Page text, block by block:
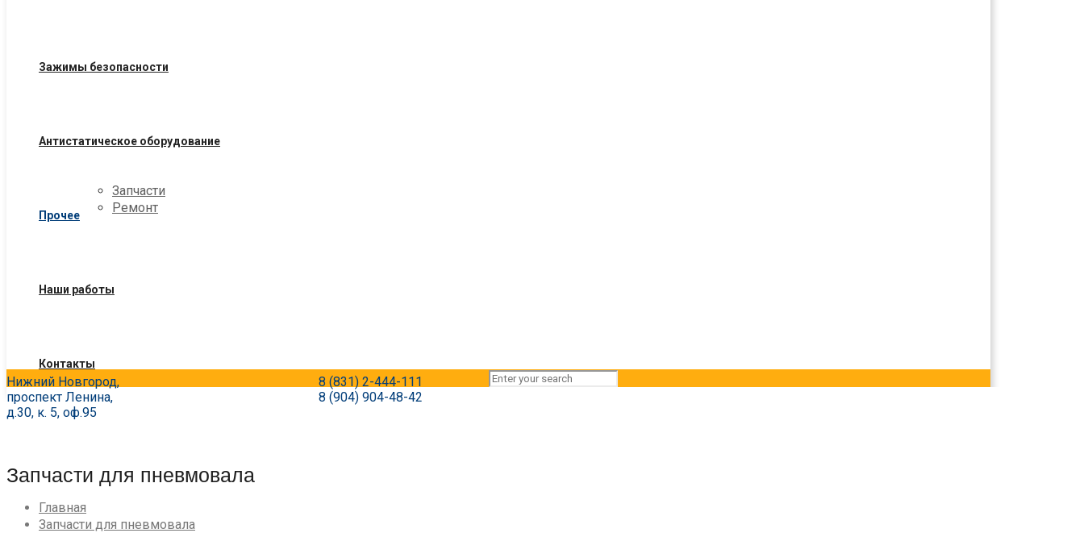
Зажимы безопасности
Антистатическое оборудование
Прочее
Запчасти
Ремонт
Наши работы
Контакты
Нижний Новгород,
проспект Ленина,
д.30, к. 5, оф.95
8 (831) 2-444-111
8 (904) 904-48-42
Запчасти для пневмовала
Главная
Запчасти для пневмовала